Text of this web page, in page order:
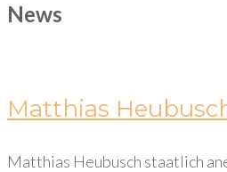
News
Matthias
Matthias Heubusch staatlich